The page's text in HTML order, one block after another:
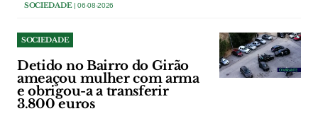
SOCIEDADE| 06-08-2026
SOCIEDADE
Detido no Bairro do Girão
ameaçou mulher com arma
e obrigou-a a transferir
3.800 euros